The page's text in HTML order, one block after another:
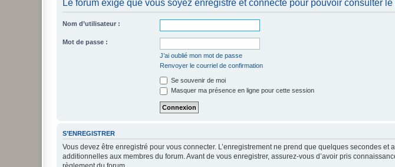
Le forum exige que vous soyez enregistré et connecté pour pouvoir consulter
Nom d’utilisateur :
Mot de passe :
J’ai oublié mon mot de passe
Renvoyer le courriel de confirmation
Se souvenir de moi
Masquer ma présence en ligne pour cette session
S’ENREGISTRER
Vous devez être enregistré pour vous connecter. L’enregistrement ne prend que quelques secondes
additionnelles aux membres du forum. Avant de vous enregistrer, assurez-vous d’avoir pris